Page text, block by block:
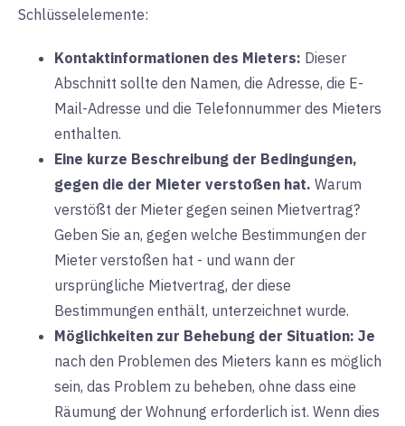
Schlüsselelemente:
Kontaktinformationen des Mieters: Dieser
Abschnitt sollte den Namen, die Adresse, die E-
Mail-Adresse und die Telefonnummer des Mieters
enthalten.
Eine kurze Beschreibung der Bedingungen,
gegen die der Mieter verstoßen hat. Warum
verstößt der Mieter gegen seinen Mietvertrag?
Geben Sie an, gegen welche Bestimmungen der
Mieter verstoßen hat - und wann der
ursprüngliche Mietvertrag, der diese
Bestimmungen enthält, unterzeichnet wurde.
Möglichkeiten zur Behebung der Situation: Je
nach den Problemen des Mieters kann es möglich
sein, das Problem zu beheben, ohne dass eine
Räumung der Wohnung erforderlich ist. Wenn dies